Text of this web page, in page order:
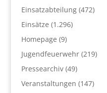
Einsatzabteilung(472)
Einsätze (1.296)
Homepage (9)
Jugendfeuerwehr(219)
Pressearchiv(49)
Veranstaltungen (147)